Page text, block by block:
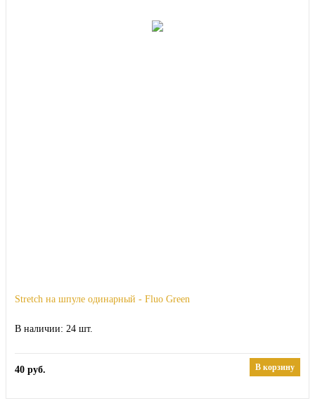
Stretch на шпуле одинарный - Fluo Green
24
40 руб. В корзину